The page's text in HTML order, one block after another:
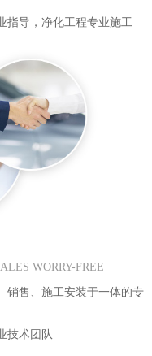
指导，净化工程专业施工
WORRY-FREE
销售、施工安装于一体的专
技术团队